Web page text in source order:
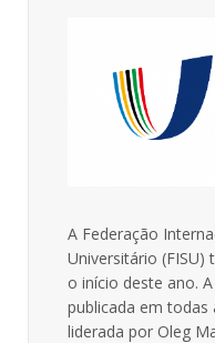
A Federação
Universitário (FISU)
o início deste ano.
publicada em
liderada por Oleg